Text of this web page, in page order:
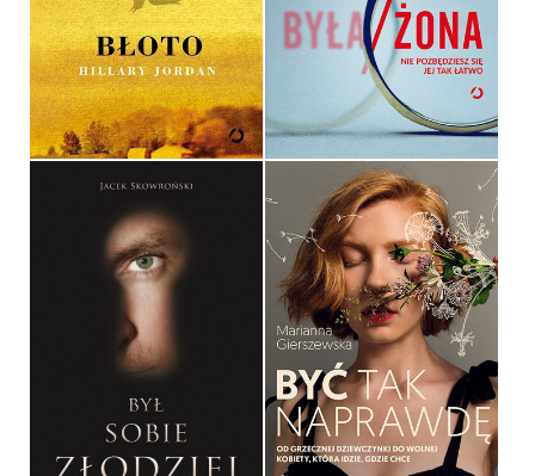
HILLARY JORDAN
OPRAWA MIĘKKA ZE SKRZYDEŁKAMI
39,90 ZŁ
TESS STIMSON
OPRAWA MIĘKKA ZE SKRZYDEŁKAMI
39,99 ZŁ
BYŁ SOBIE ZŁODZIEJ
29,90 ZŁ
BYĆ TAK NAPRAWDĘ
MARIANNA GIERSZEWSKA
OPRAWA MIĘKKA
59,99 ZŁ